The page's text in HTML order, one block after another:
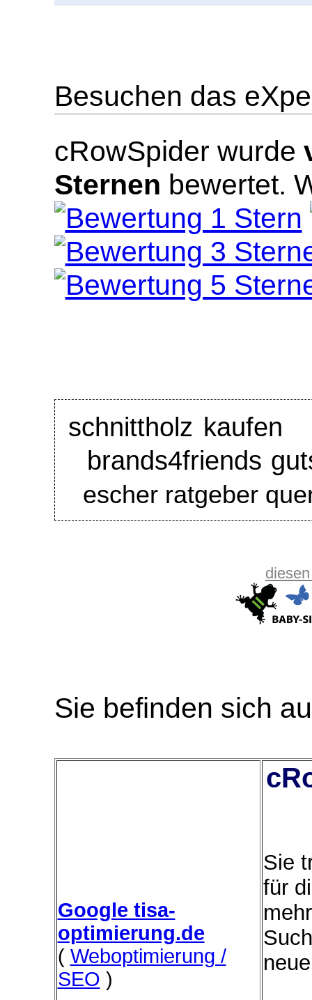
Besuchen das
cRowSpider wurde
Sternen bewertet.
schnittholz kaufen
brands4friends
escher ratgeber
Sie befinden sich
Google tisa-
optimierung.de
( Weboptimierung /
SEO )
Sie
für